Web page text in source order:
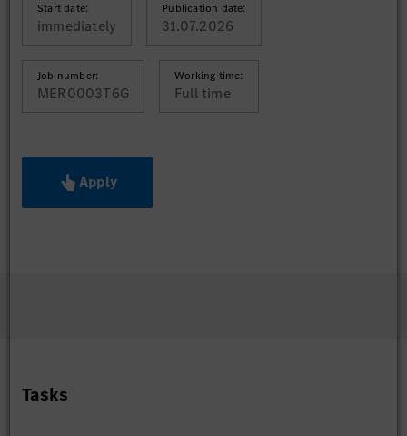
Start date:
immediately
Publication date:
31.07.2026
Job number:
MER0003T6G
Working time:
Full time
Apply
Tasks